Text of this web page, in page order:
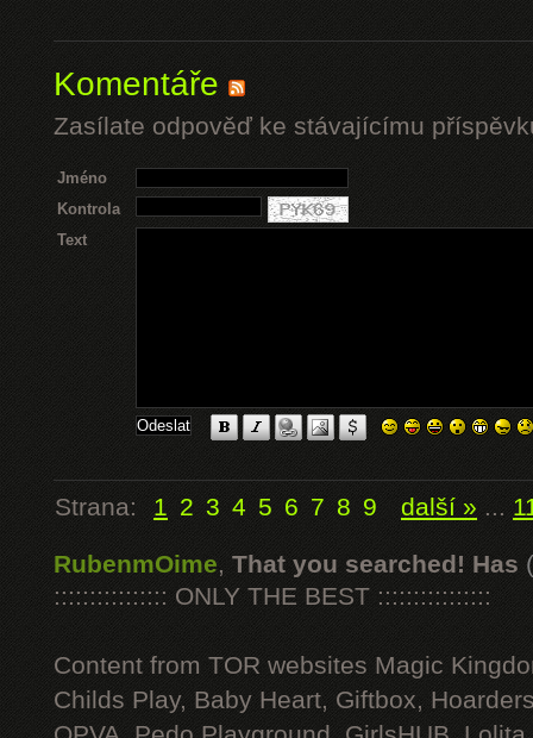
Komentáře
Zasílate odpověď ke stávajícímu
Jméno
Kontrola
Text
Strana: 1 2 3 4 5 6 7 8 9 další » ...
RubenmOime, That you searched! Has
:::::::::::::::: ONLY THE BEST ::::::::::::::::
Content from TOR websites Magic
Childs Play, Baby Heart, Giftbox,